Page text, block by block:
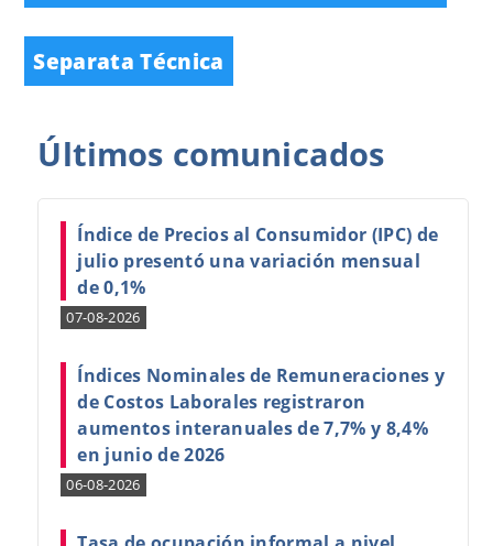
Separata Técnica
Últimos comunicados
Índice de Precios al Consumidor (IPC) de
julio presentó una variación mensual
de 0,1%
07-08-2026
Índices Nominales de Remuneraciones y
de Costos Laborales registraron
aumentos interanuales de 7,7% y 8,4%
en junio de 2026
06-08-2026